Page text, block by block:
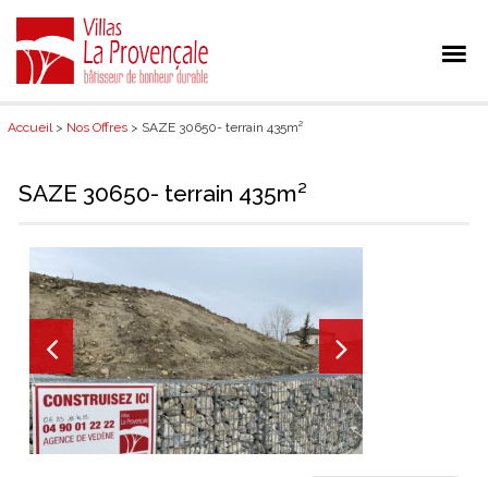
Accueil> Nos Offres > SAZE 30650- terrain 435m²
SAZE 30650- terrain 435m²